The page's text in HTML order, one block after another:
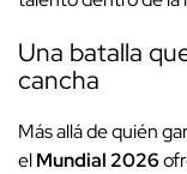
Una batalla
cancha
Más allá de quién
elMundial 2026